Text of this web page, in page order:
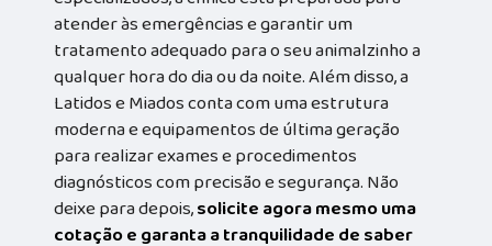
atender às emergências e garantir um
tratamento adequado para o seu animalzinho a
qualquer hora do dia ou da noite. Além disso, a
Latidos e Miados conta com uma estrutura
moderna e equipamentos de última geração
para realizar exames e procedimentos
diagnósticos com precisão e segurança. Não
deixe para depois,solicite agora mesmo uma
cotação e garanta a tranquilidade de saber